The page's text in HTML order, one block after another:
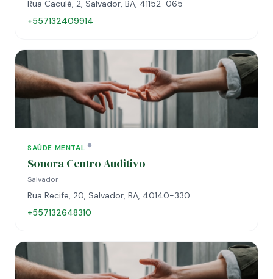
Rua Caculé, 2, Salvador, BA, 41152-065
+557132409914
SAÚDE MENTAL
Sonora Centro Auditivo
Salvador
Rua Recife, 20, Salvador, BA, 40140-330
+557132648310